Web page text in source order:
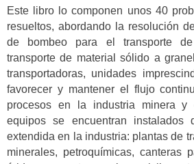
Este libro lo componen unos 40
resueltos, abordando la resolución
de bombeo para el transporte
transporte de material sólido a
transportadoras, unidades
favorecer y mantener el flujo
procesos en la industria minera
equipos se encuentran instalados
extendida en la industria: plantas de
minerales, petroquímicas, canteras